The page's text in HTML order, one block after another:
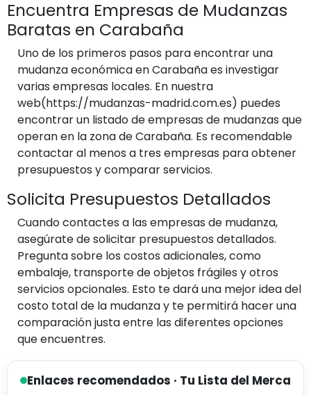
Encuentra Empresas de Mudanzas
Baratas en Carabaña
Uno de los primeros pasos para encontrar una
mudanza económica en Carabaña es investigar
varias empresas locales. En nuestra
web(https://mudanzas-madrid.com.es) puedes
encontrar un listado de empresas de mudanzas que
operan en la zona de Carabaña. Es recomendable
contactar al menos a tres empresas para obtener
presupuestos y comparar servicios.
Solicita Presupuestos Detallados
Cuando contactes a las empresas de mudanza,
asegúrate de solicitar presupuestos detallados.
Pregunta sobre los costos adicionales, como
embalaje, transporte de objetos frágiles y otros
servicios opcionales. Esto te dará una mejor idea del
costo total de la mudanza y te permitirá hacer una
comparación justa entre las diferentes opciones
que encuentres.
Enlaces recomendados · Tu Lista del Merca